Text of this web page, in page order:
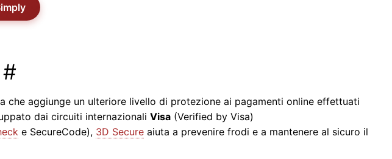
#
che aggiunge un ulteriore livello di protezione ai pagamenti online effettuati
dai circuiti internazionaliVisa (Verified by Visa)
e SecureCode), 3D Secure aiuta a prevenire frodi e a mantenere al sicuro il